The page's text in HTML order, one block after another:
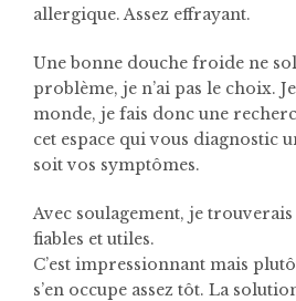
allergique. Assez effrayant.
Une bonne douche froide ne
problème, je n’ai pas le choix.
monde, je fais donc une
cet espace qui vous diagnostic
soit vos symptômes.
Avec soulagement, je
fiables et utiles.
C’est impressionnant mais
s’en occupe assez tôt. La